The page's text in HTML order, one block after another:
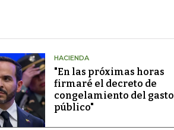
HACIENDA
"En las próximas horas
firmaré el decreto de
congelamiento del gasto
público"